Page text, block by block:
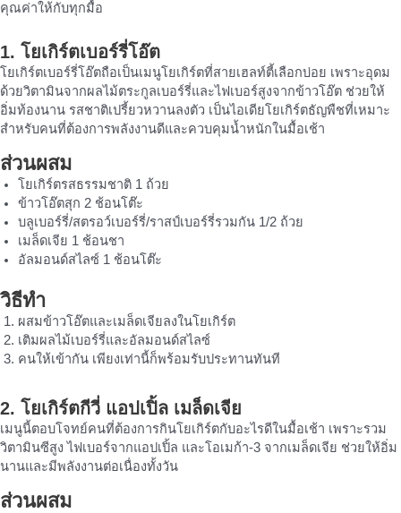
คุณค่าให้กับทุกมื้อ
1. โยเกิร์ตเบอร์รี่โอ๊ต
โยเกิร์ตเบอร์รี่โอ๊ตถือเป็นเมนูโยเกิร์ตที่สายเฮลท์ตี้เลือกบ่อย เพราะอุดม
ด้วยวิตามินจากผลไม้ตระกูลเบอร์รี่และไฟเบอร์สูงจากข้าวโอ๊ต ช่วยให้
อิ่มท้องนาน รสชาติเปรี้ยวหวานลงตัว เป็นไอเดียโยเกิร์ตธัญพืชที่เหมาะ
สำหรับคนที่ต้องการพลังงานดีและควบคุมน้ำหนักในมื้อเช้า
ส่วนผสม
โยเกิร์ตรสธรรมชาติ 1 ถ้วย
ข้าวโอ๊ตสุก 2 ช้อนโต๊ะ
บลูเบอร์รี่/สตรอว์เบอร์รี่/ราสป์เบอร์รี่รวมกัน 1/2 ถ้วย
เมล็ดเจีย 1 ช้อนชา
อัลมอนด์สไลซ์ 1 ช้อนโต๊ะ
วิธีทำ
ผสมข้าวโอ๊ตและเมล็ดเจียลงในโยเกิร์ต
เติมผลไม้เบอร์รี่และอัลมอนด์สไลซ์
คนให้เข้ากัน เพียงเท่านี้ก็พร้อมรับประทานทันที
2. โยเกิร์ตกีวี่ แอปเปิ้ล เมล็ดเจีย
เมนูนี้ตอบโจทย์คนที่ต้องการกินโยเกิร์ตกับอะไรดีในมื้อเช้า เพราะรวม
วิตามินซีสูง ไฟเบอร์จากแอปเปิ้ล และโอเมก้า-3 จากเมล็ดเจีย ช่วยให้อิ่ม
นานและมีพลังงานต่อเนื่องทั้งวัน
ส่วนผสม